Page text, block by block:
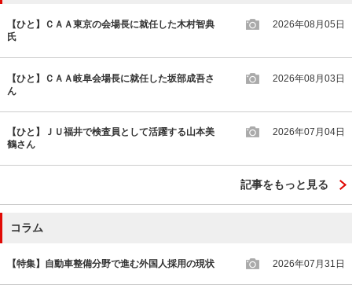
【ひと】ＣＡＡ東京の会場長に就任した木村智典
氏
2026年08月05日
【ひと】ＣＡＡ岐阜会場長に就任した坂部成吾さ
ん
2026年08月03日
【ひと】ＪＵ福井で検査員として活躍する山本美
鶴さん
2026年07月04日
記事をもっと見る
コラム
【特集】自動車整備分野で進む外国人採用の現状 2026年07月31日